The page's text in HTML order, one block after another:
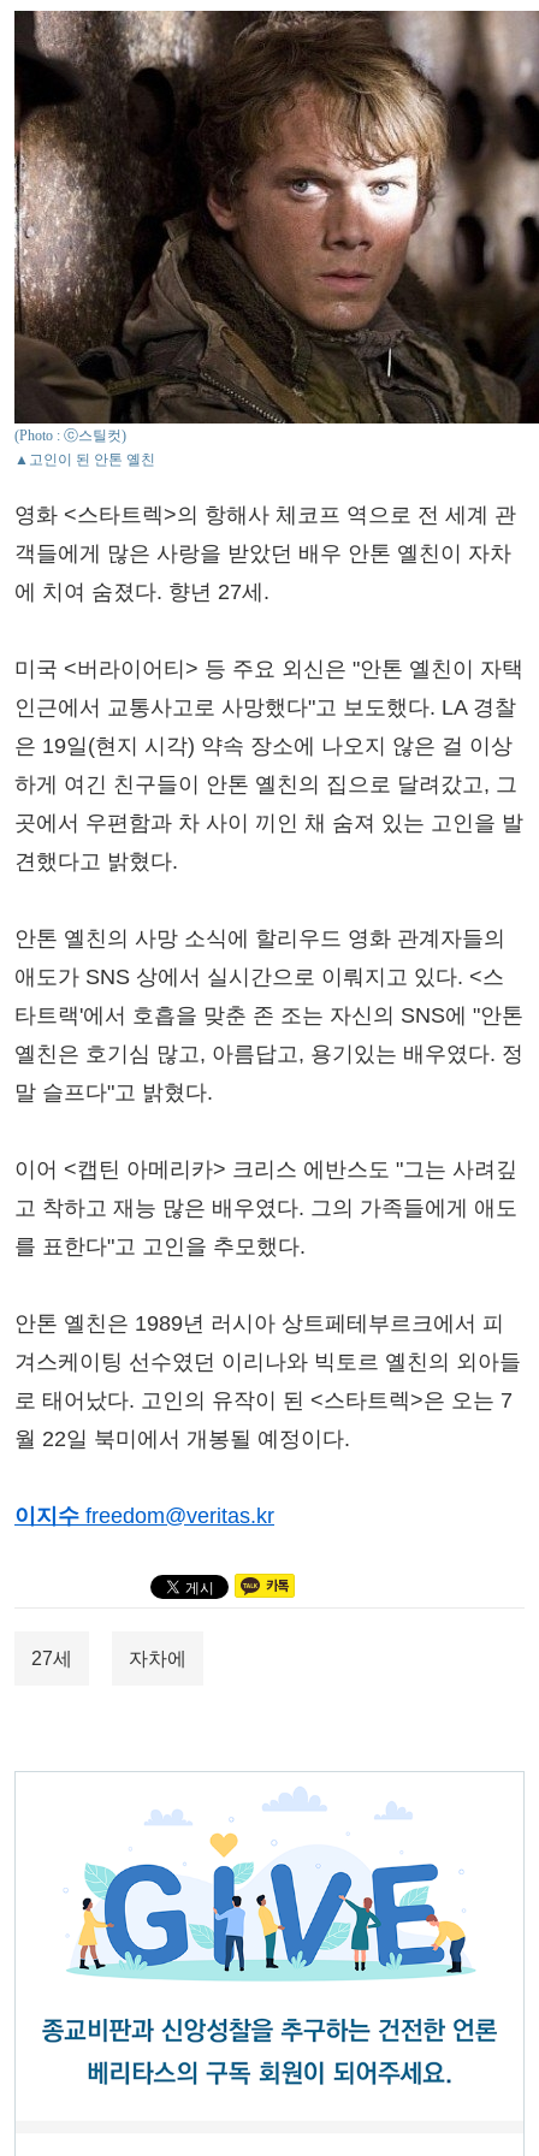
(Photo : ⓒ스틸컷)
▲고인이 된 안톤 옐친
영화 <스타트렉>의 항해사 체코프 역으로 전 세계 관
객들에게 많은 사랑을 받았던 배우 안톤 옐친이 자차
에 치여 숨졌다. 향년 27세.
미국 <버라이어티> 등 주요 외신은 "안톤 옐친이 자택
인근에서 교통사고로 사망했다"고 보도했다. LA 경찰
은 19일(현지 시각) 약속 장소에 나오지 않은 걸 이상
하게 여긴 친구들이 안톤 옐친의 집으로 달려갔고, 그
곳에서 우편함과 차 사이 끼인 채 숨져 있는 고인을 발
견했다고 밝혔다.
안톤 옐친의 사망 소식에 할리우드 영화 관계자들의
애도가 SNS 상에서 실시간으로 이뤄지고 있다. <스
타트랙'에서 호흡을 맞춘 존 조는 자신의 SNS에 "안톤
옐친은 호기심 많고, 아름답고, 용기있는 배우였다. 정
말 슬프다"고 밝혔다.
이어 <캡틴 아메리카> 크리스 에반스도 "그는 사려깊
고 착하고 재능 많은 배우였다. 그의 가족들에게 애도
를 표한다"고 고인을 추모했다.
안톤 옐친은 1989년 러시아 상트페테부르크에서 피
겨스케이팅 선수였던 이리나와 빅토르 옐친의 외아들
로 태어났다. 고인의 유작이 된 <스타트렉>은 오는 7
월 22일 북미에서 개봉될 예정이다.
이지수 freedom@veritas.kr
27세 자차에